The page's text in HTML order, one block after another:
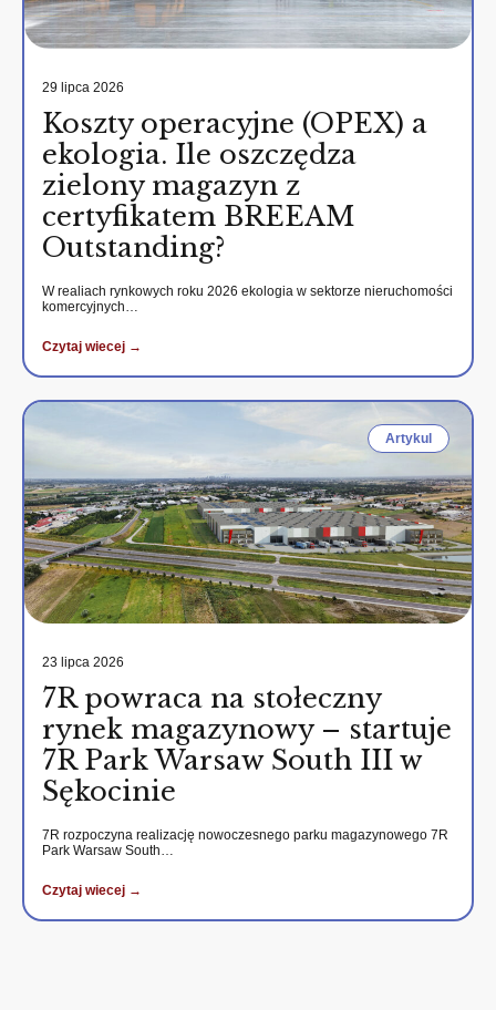
29 lipca 2026
Koszty operacyjne (OPEX) a
ekologia. Ile oszczędza
zielony magazyn z
certyfikatem BREEAM
Outstanding?
W realiach rynkowych roku 2026 ekologia w sektorze nieruchomości
komercyjnych…
Czytaj wiecej →
Artykul
23 lipca 2026
7R powraca na stołeczny
rynek magazynowy – startuje
7R Park Warsaw South III w
Sękocinie
7R rozpoczyna realizację nowoczesnego parku magazynowego 7R
Park Warsaw South…
Czytaj wiecej →